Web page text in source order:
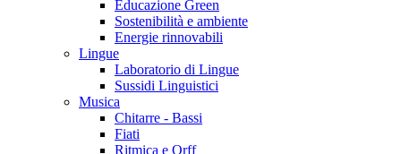
Educazione Green
Sostenibilità e ambiente
Energie rinnovabili
Lingue
Laboratorio di Lingue
Sussidi Linguistici
Musica
Chitarre - Bassi
Fiati
Ritmica e Orff